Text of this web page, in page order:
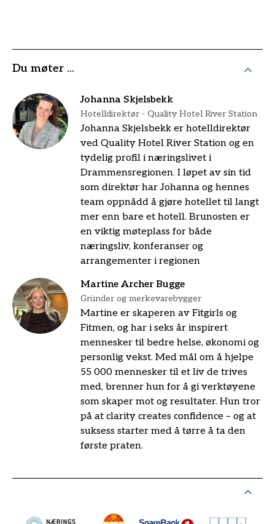
Du møter ...
Johanna Skjelsbekk
Hotelldirektør - Quality Hotel River Station
Johanna Skjelsbekk er hotelldirektør
ved Quality Hotel River Station og en
tydelig profil i næringslivet i
Drammensregionen. I løpet av sin tid
som direktør har Johanna og hennes
team oppnådd å gjøre hotellet til langt
mer enn bare et hotell. Brunosten er
en viktig møteplass for både
næringsliv, konferanser og
arrangementer i regionen
Martine Archer Bugge
Gründer og merkevarebygger
Martine er skaperen av Fitgirls og
Fitmen, og har i seks år inspirert
mennesker til bedre helse, økonomi og
personlig vekst. Med mål om å hjelpe
55 000 mennesker til et liv de trives
med, brenner hun for å gi verktøyene
som skaper mot og resultater. Hun tror
på at clarity creates confidence – og at
suksess starter med å tørre å ta den
første praten.